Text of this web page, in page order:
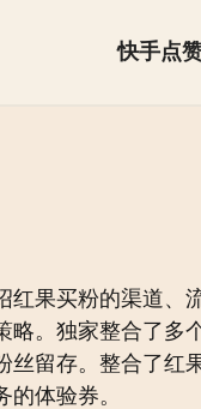
快手点
果买粉的渠道
。独家整合了
留存。整合了
体验券。